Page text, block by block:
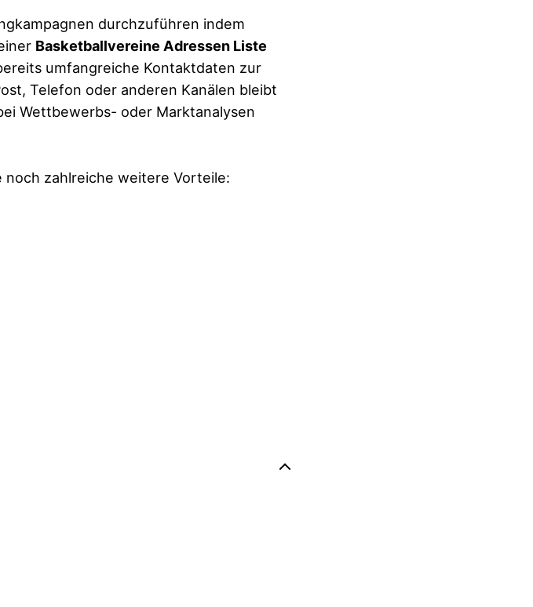
durchzuführen indem
Basketballvereine Adressen Liste
umfangreiche Kontaktdaten zur
Telefon oder anderen Kanälen bleibt
Wettbewerbs- oder Marktanalysen
noch zahlreiche weitere Vorteile: